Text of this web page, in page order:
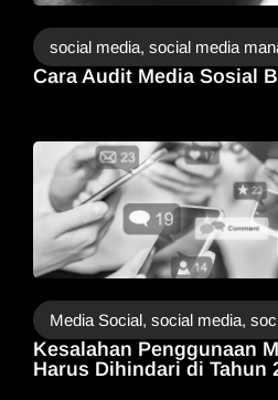
social media, social media
Cara Audit Media Sosial
Media Social, social media,
Kesalahan Penggunaan
Harus Dihindari di Tahun